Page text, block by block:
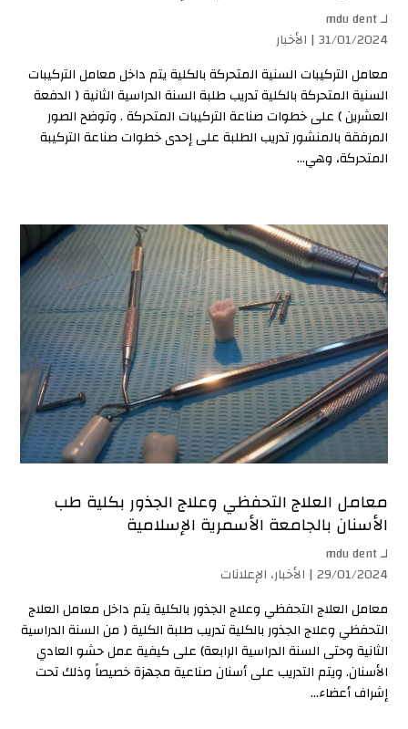
لـmdu dent
31/01/2024 | الأخبار
معامل التركيبات السنية المتحركة بالكلية يتم داخل معامل التركيبات
السنية المتحركة بالكلية تدريب طلبة السنة الدراسية الثانية ( الدفعة
العشرين ) على خطوات صناعة التركيبات المتحركة . وتوضح الصور
المرفقة بالمنشور تدريب الطلبة على إحدى خطوات صناعة التركيبة
المتحركة، وهي...
معامل العلاج التحفظي وعلاج الجذور بكلية طب
الأسنان بالجامعة الأسمرية الإسلامية
لـmdu dent
29/01/2024 | الأخبار، الإعلانات
معامل العلاج التحفظي وعلاج الجذور بالكلية يتم داخل معامل العلاج
التحفظي وعلاج الجذور بالكلية تدريب طلبة الكلية ( من السنة الدراسية
الثانية وحتى السنة الدراسية الرابعة) على كيفية عمل حشو العادي
الأسنان. ويتم التدريب على أسنان صناعية مجهزة خصيصاً وذلك تحت
إشراف أعضاء...